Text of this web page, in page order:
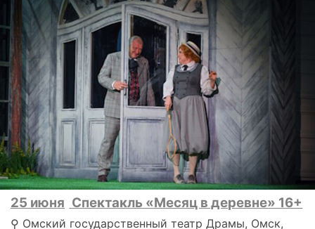
25 июня Спектакль «Месяц в деревне» 16+
⚲ Омский государственный театр Драмы, Омск,